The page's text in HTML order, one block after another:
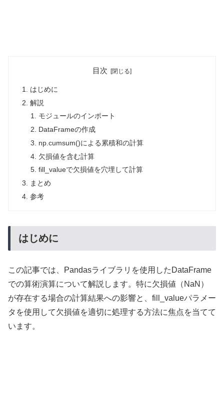
目次
はじめに
解説
モジュールのインポート
DataFrameの作成
np.cumsum()による累積和の計算
欠損値を含む計算
fill_valueで欠損値を穴埋して計算
まとめ
参考
はじめに
この記事では、Pandasライブラリを使用したDataFrame
での算術演算について解説します。特に欠損値（NaN）
が存在する場合の計算結果への影響と、fill_valueパラメー
タを使用して欠損値を適切に処理する方法に焦点を当てて
います。